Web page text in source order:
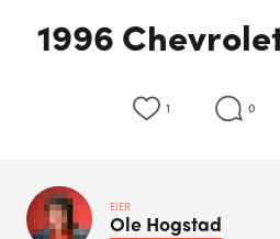
1996
1 0
EIER
Ole Hogstad